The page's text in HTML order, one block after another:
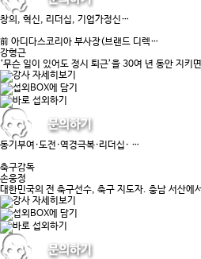
창의, 혁신, 리더십, 기업가정신…
前 아디다스코리아 부사장(브랜드 디렉…
강형근
‘무슨 일이 있어도 정시 퇴근’을 30여 년 동안 지키
동기부여·도전·역경극복·리더십· …
축구감독
손웅정
대한민국의 전 축구선수, 축구 지도자. 충남 서산에